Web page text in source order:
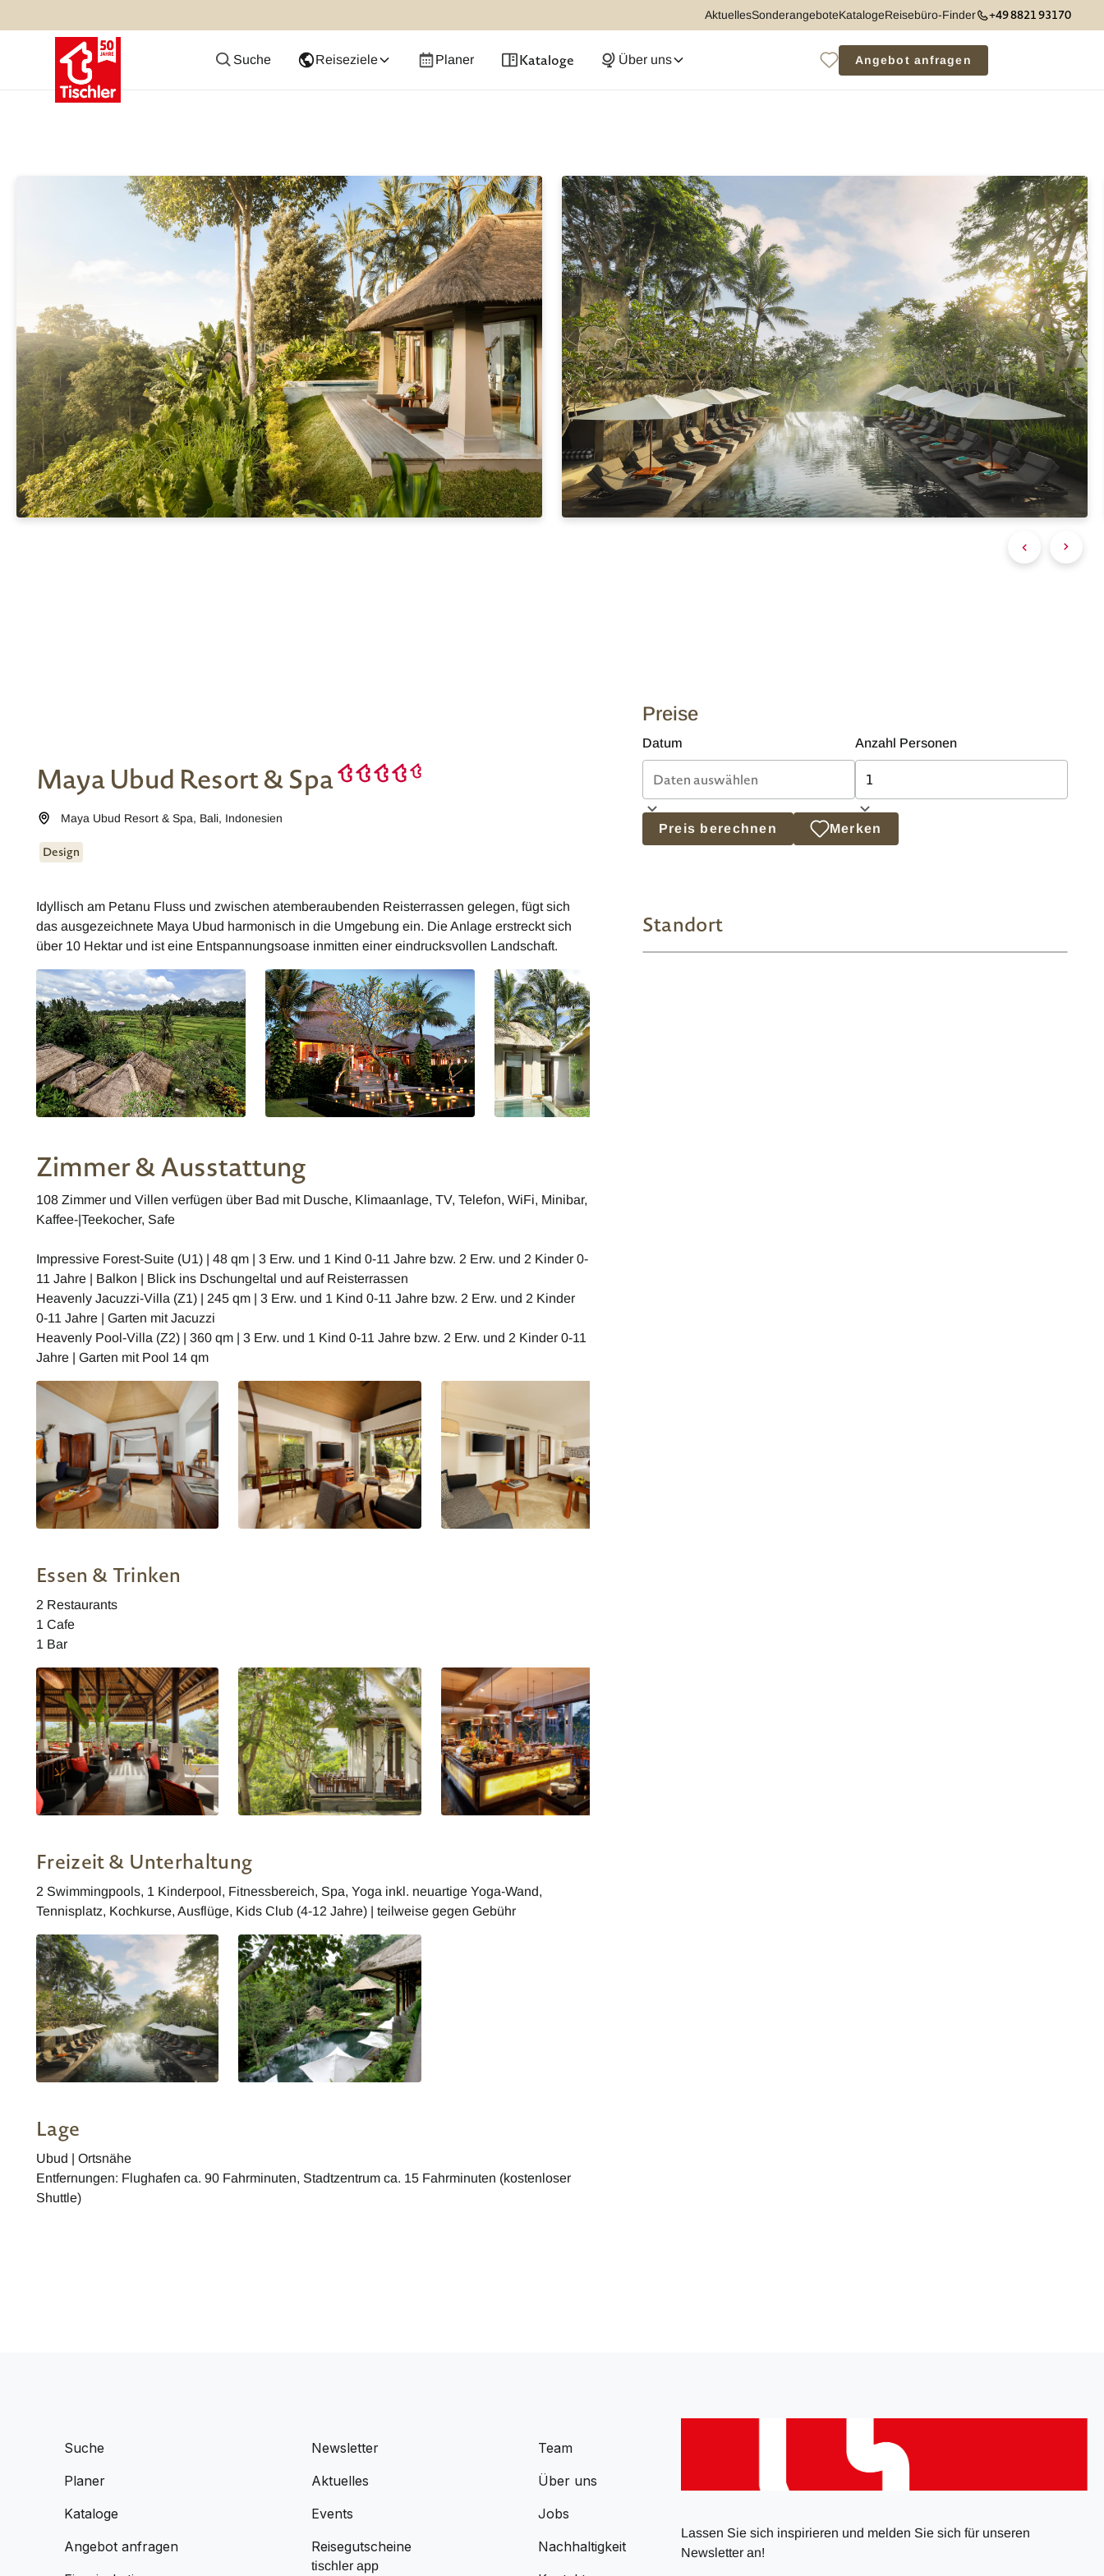
AktuellesSonderangeboteKatalogeReisebüro-Finder +49 8821 93170
Suche Reiseziele Planer Kataloge Über uns Angebot anfragen
Maya Ubud Resort & Spa
Maya Ubud Resort & Spa, Bali, Indonesien
Design
Idyllisch am Petanu Fluss und zwischen atemberaubenden Reisterrassen gelegen, fügt sich
das ausgezeichnete Maya Ubud harmonisch in die Umgebung ein. Die Anlage erstreckt sich
über 10 Hektar und ist eine Entspannungsoase inmitten einer eindrucksvollen Landschaft.
Zimmer & Ausstattung
108 Zimmer und Villen verfügen über Bad mit Dusche, Klimaanlage, TV, Telefon, WiFi, Minibar,
Kaffee-|Teekocher, Safe
Impressive Forest-Suite (U1) | 48 qm | 3 Erw. und 1 Kind 0-11 Jahre bzw. 2 Erw. und 2 Kinder 0-
11 Jahre | Balkon | Blick ins Dschungeltal und auf Reisterrassen
Heavenly Jacuzzi-Villa (Z1) | 245 qm | 3 Erw. und 1 Kind 0-11 Jahre bzw. 2 Erw. und 2 Kinder
0-11 Jahre | Garten mit Jacuzzi
Heavenly Pool-Villa (Z2) | 360 qm | 3 Erw. und 1 Kind 0-11 Jahre bzw. 2 Erw. und 2 Kinder 0-11
Jahre | Garten mit Pool 14 qm
Essen & Trinken
2 Restaurants
1 Cafe
1 Bar
Freizeit & Unterhaltung
2 Swimmingpools, 1 Kinderpool, Fitnessbereich, Spa, Yoga inkl. neuartige Yoga-Wand,
Tennisplatz, Kochkurse, Ausflüge, Kids Club (4-12 Jahre) | teilweise gegen Gebühr
Lage
Ubud | Ortsnähe
Entfernungen: Flughafen ca. 90 Fahrminuten, Stadtzentrum ca. 15 Fahrminuten (kostenloser
Shuttle)
Preise
Datum Anzahl Personen
Preis berechnen Merken
Standort
Suche
Planer
Kataloge
Angebot anfragen
Newsletter
Aktuelles
Events
Reisegutscheine
tischler app
Team
Über uns
Jobs
Nachhaltigkeit
Lassen Sie sich inspirieren und melden Sie sich für unseren
Newsletter an!